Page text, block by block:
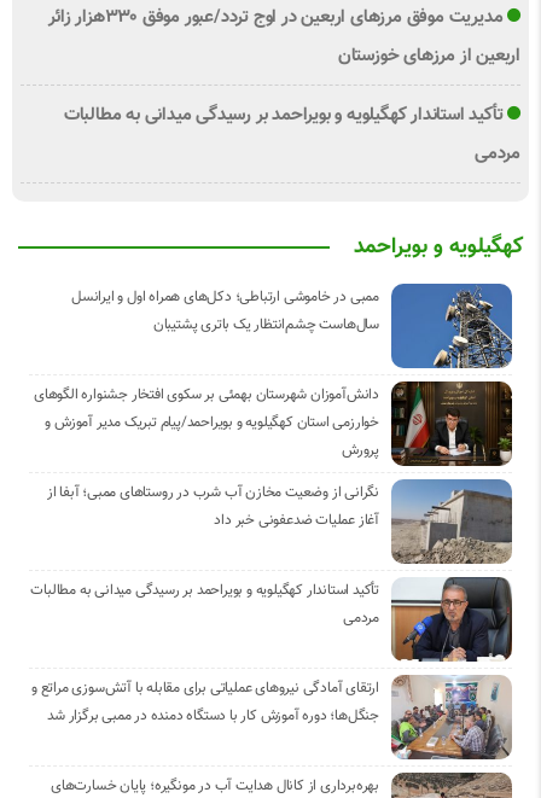
مدیریت موفق مرزهای اربعین در اوج تردد/عبور موفق ۳۳۰هزار زائر
اربعین از مرزهای خوزستان
تأکید استاندار کهگیلویه و بویراحمد بر رسیدگی میدانی به مطالبات
مردمی
کهگیلویه و بویراحمد
ممبی در خاموشی ارتباطی؛ دکل‌های همراه اول و ایرانسل
سال‌هاست چشم‌انتظار یک باتری پشتیبان
دانش‌آموزان شهرستان بهمئی بر سکوی افتخار جشنواره الگوهای
خوارزمی استان کهگیلویه و بویراحمد/پیام تبریک مدیر آموزش و
پرورش
نگرانی از وضعیت مخازن آب شرب در روستاهای ممبی؛ آبفا از
آغاز عملیات ضدعفونی خبر داد
تأکید استاندار کهگیلویه و بویراحمد بر رسیدگی میدانی به مطالبات
مردمی
ارتقای آمادگی نیروهای عملیاتی برای مقابله با آتش‌سوزی مراتع و
جنگل‌ها؛ دوره آموزش کار با دستگاه دمنده در ممبی برگزار شد
بهره‌برداری از کانال هدایت آب در مونگیره؛ پایان خسارت‌های